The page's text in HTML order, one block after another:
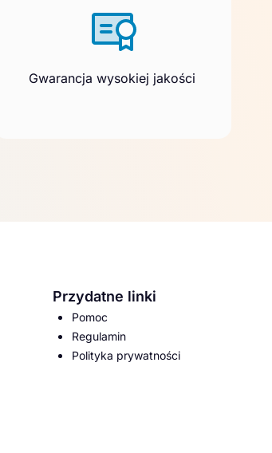
Gwarancja wysokiej jakości
Przydatne linki
Pomoc
Regulamin
Polityka prywatności